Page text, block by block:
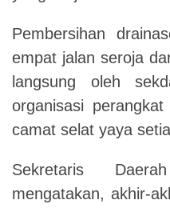
Pembersihan
empat jalan seroja
langsung oleh
organisasi
camat selat yaya
Sekretaris
mengatakan, akhir-